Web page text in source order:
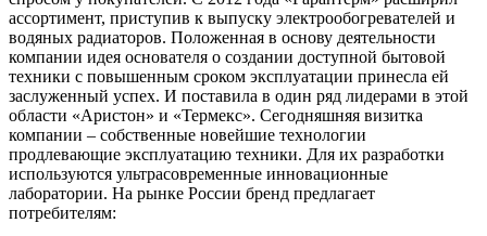
ассортимент, приступив к выпуску электрообогревателей и
водяных радиаторов. Положенная в основу деятельности
компании идея основателя о создании доступной бытовой
техники с повышенным сроком эксплуатации принесла ей
заслуженный успех. И поставила в один ряд лидерами в этой
области «Аристон» и «Термекс». Сегодняшняя визитка
компании – собственные новейшие технологии
продлевающие эксплуатацию техники. Для их разработки
используются ультрасовременные инновационные
лаборатории. На рынке России бренд предлагает
потребителям: